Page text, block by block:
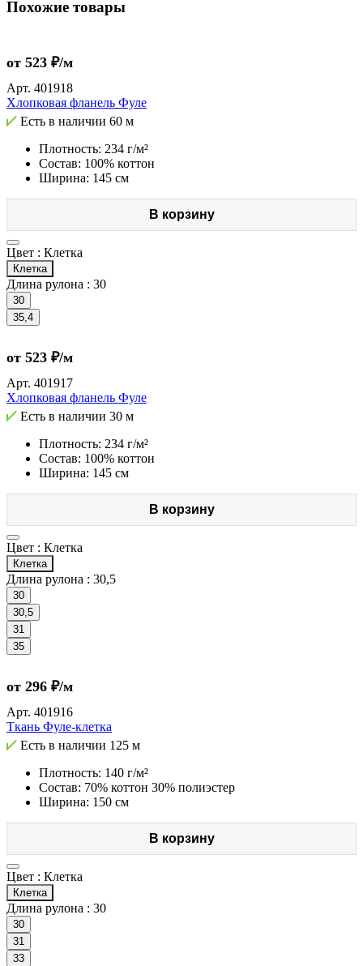
Похожие товары
от 523 ₽/м
Арт. 401918
Хлопковая фланель Фуле
Есть в наличии 60 м
Плотность: 234 г/м²
Состав: 100% коттон
Ширина: 145 см
В корзину
Цвет : Клетка
Клетка
Длина рулона : 30
30
35,4
от 523 ₽/м
Арт. 401917
Хлопковая фланель Фуле
Есть в наличии 30 м
Плотность: 234 г/м²
Состав: 100% коттон
Ширина: 145 см
В корзину
Цвет : Клетка
Клетка
Длина рулона : 30,5
30
30,5
31
35
от 296 ₽/м
Арт. 401916
Ткань Фуле-клетка
Есть в наличии 125 м
Плотность: 140 г/м²
Состав: 70% коттон 30% полиэстер
Ширина: 150 см
В корзину
Цвет : Клетка
Клетка
Длина рулона : 30
30
31
33